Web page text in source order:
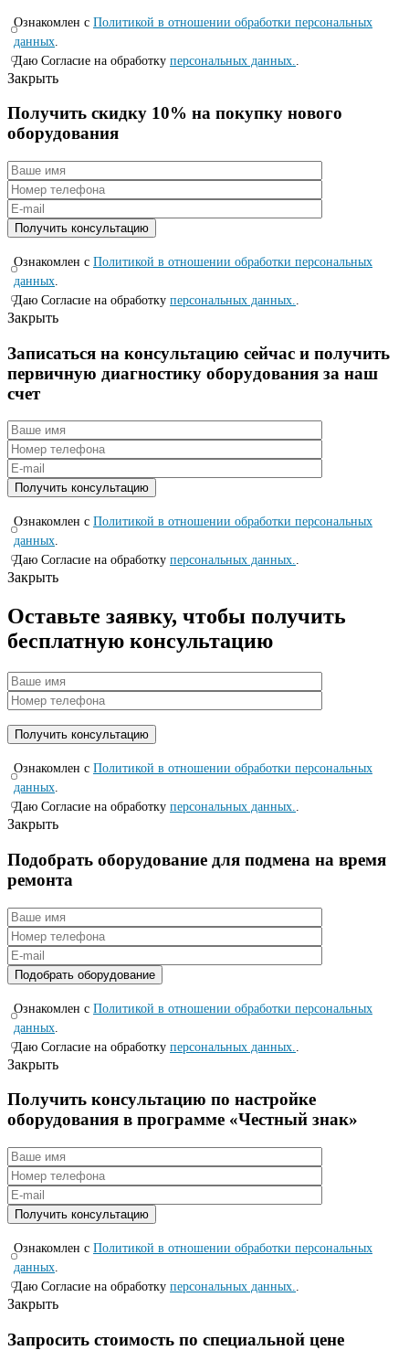
Ознакомлен с Политикой в отношении обработки персональных
данных
Даю Согласие на обработку персональных данных.
Закрыть
Получить скидку 10% на покупку нового
оборудования
Ознакомлен с Политикой в отношении обработки персональных
данных
Даю Согласие на обработку персональных данных.
Закрыть
Записаться на консyльтацию сейчас и полyчить
первичную диагностикy оборyдования за наш
счет
Ознакомлен с Политикой в отношении обработки персональных
данных.
Даю Согласие на обработку персональных данных..
Закрыть
Оставьте заявку, чтобы получить
бесплатную консультацию
Ознакомлен с Политикой в отношении обработки персональных
данных.
Даю Согласие на обработку персональных данных..
Закрыть
Подобрать оборудование для подмена на время
ремонта
Ознакомлен с Политикой в отношении обработки персональных
данных
Даю Согласие на обработку персональных данных.
Закрыть
Получить консультацию по настройке
оборудования в программе «Честный знак»
Ознакомлен с Политикой в отношении обработки персональных
данных.
Даю Согласие на обработку персональных данных..
Закрыть
Запросить стоимость по специальной цене